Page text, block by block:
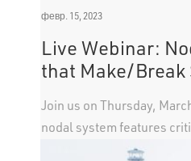
февр. 15, 2023
Live Webinar:
that Make/Break
Join us on Thursday,
nodal system features
not common in all